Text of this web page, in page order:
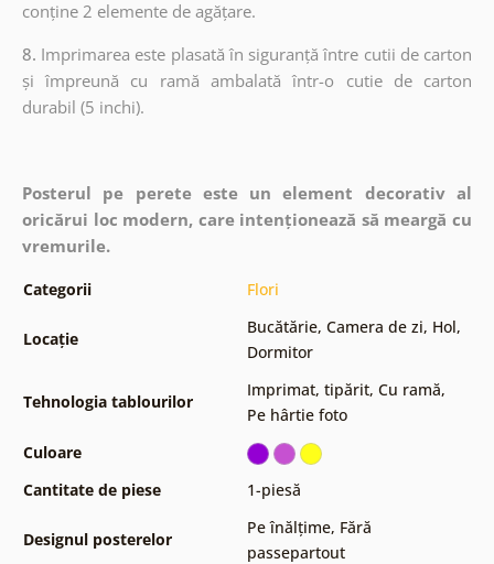
conține 2 elemente de agățare.
8. Imprimarea este plasată în siguranță între cutii de carton
și împreună cu ramă ambalată într-o cutie de carton
durabil (5 inchi).
Posterul pe perete este un element decorativ al
oricărui loc modern, care intenționează să meargă cu
vremurile.
Categorii Flori
Locație
Bucătărie, Camera de zi, Hol,
Dormitor
Tehnologia tablourilor
Imprimat, tipărit, Cu ramă,
Pe hârtie foto
Culoare
Cantitate de piese
1-piesă
Designul posterelor
Pe înălțime, Fără
passepartout